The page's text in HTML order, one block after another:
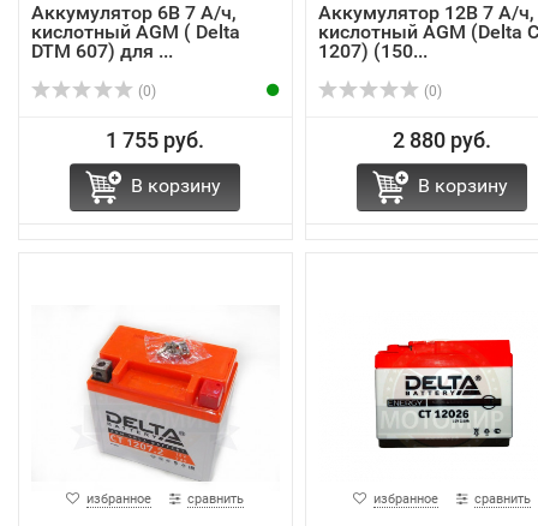
Аккумулятор 6В 7 А/ч,
кислотный AGM ( Delta
DTM 607) для ...
(0)
1 755 руб.
В корзину
Аккумулятор 12В 7 А/ч,
кислотный AGM (Delta
1207) (150...
(0)
2 880 руб.
В корзину
избранное сравнить избранное сравнить